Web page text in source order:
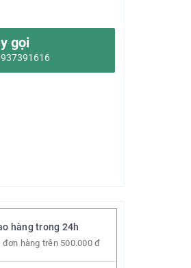
gọi
hàng trong 24h
đơn hàng trên 500.000 đ